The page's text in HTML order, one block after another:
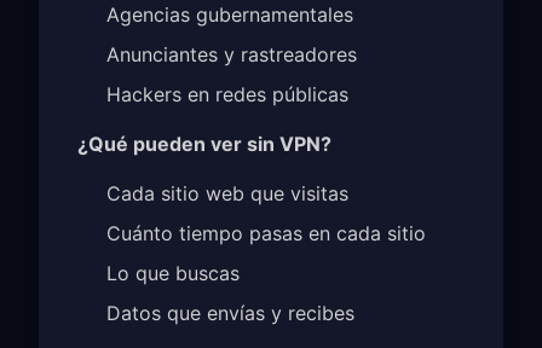
Agencias gubernamentales
Anunciantes y rastreadores
Hackers en redes públicas
¿Qué pueden ver sin VPN?
Cada sitio web que visitas
Cuánto tiempo pasas en cada sitio
Lo que buscas
Datos que envías y recibes